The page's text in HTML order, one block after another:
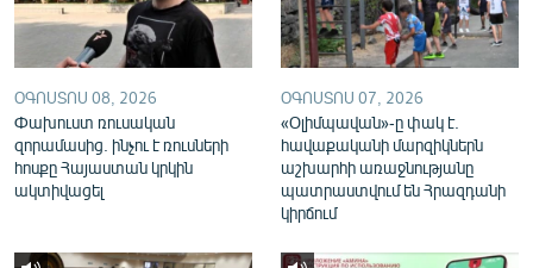
ՀԵՏԵՎԵՔ ՄԵԶ
«Ազատության» բոլոր կայքերը
ՕԳՈՍՏՈՍ 08, 2026
Փախուստ ռուսական
զորամասից. ինչու է ռուսների
հոսքը Հայաստան կրկին
ակտիվացել
ՕԳՈՍՏՈՍ 07, 2026
«Օլիմպավան»-ը փակ է.
հավաքականի մարզիկներն
աշխարհի առաջնությանը
պատրաստվում են Հրազդանի
կիրճում